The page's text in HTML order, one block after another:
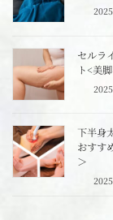
セルラ
ト<美
下半身
おすす
＞